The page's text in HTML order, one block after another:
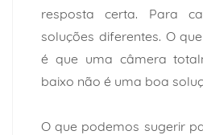
resposta certa. Para
soluções diferentes. O
é que uma câmera
baixo não é uma boa
O que podemos sugerir